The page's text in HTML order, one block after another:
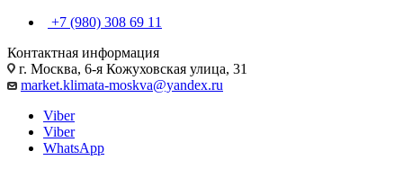
+7 (980) 308 69 11
Контактная информация
г. Москва, 6-я Кожуховская улица, 31
market.klimata-moskva@yandex.ru
Viber
Viber
WhatsApp